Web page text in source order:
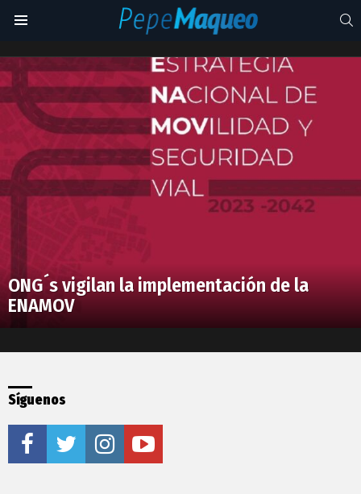
Instituto
del
Sur
Urbano
Latest
stories
ONG´s vigilan la implementación de la
ENAMOV
Síguenos
facebooktwitter instagramyoutube